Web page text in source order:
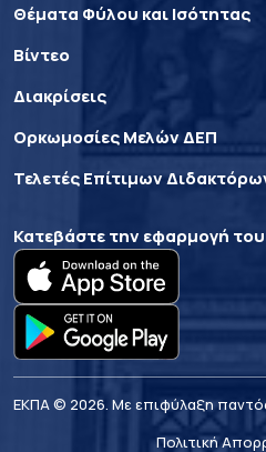
Θέματα Φύλου και Ισότητας
Βίντεο
Διακρίσεις
Ορκωμοσίες Μελών ΔΕΠ
Τελετές Επίτιμων
Κατεβάστε την εφαρμογή του
ΕΚΠΑ © 2026. Με επιφύλαξη
Πολιτική